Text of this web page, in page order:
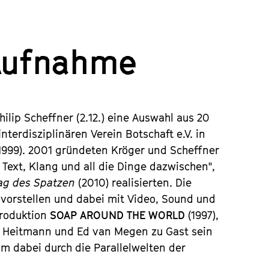
Scheffner (2.12.) eine Auswahl aus 20
Verein Botschaft e.V. in
2001 gründeten Kröger und Scheffner
Klang und all die Dinge dazwischen",
des Spatzen (2010) realisierten. Die
und dabei mit Video, Sound und
SOAP AROUND THE WORLD (1997),
und Ed van Megen zu Gast sein
dabei durch die Parallelwelten der